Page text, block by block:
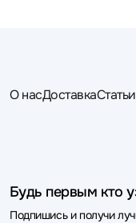
О насДоставкаСтатьи
Будь первым кто
Подпишись и получи